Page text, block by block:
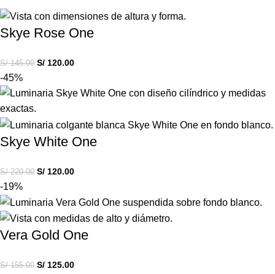
Skye Rose One
S/145.00 S/ 120.00
-45%
Skye White One
S/220.00 S/ 120.00
-19%
Vera Gold One
S/155.00 S/ 125.00